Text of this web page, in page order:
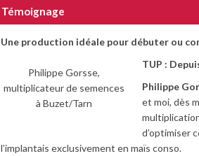
Témoignage
Une production idéale pour débuter ou
Philippe Gorsse,
multiplicateur de semences
à Buzet/Tarn
TUP :
Philippe
et moi, dès
d’optimiser
l’implantais exclusivement en maïs conso.